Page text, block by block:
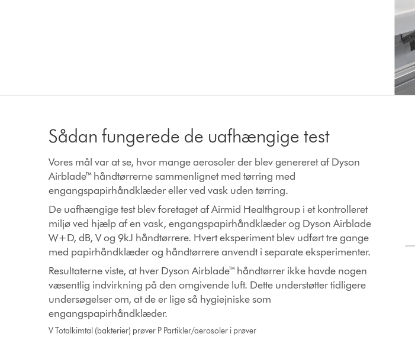
Sådan fungerede de uafhængige test
Vores mål var at se, hvor mange aerosoler der blev genereret af Dyson
Airblade™ håndtørrerne sammenlignet med tørring med
engangspapirhåndklæder eller ved vask uden tørring.
De uafhængige test blev foretaget af Airmid Healthgroup i et kontrolleret
miljø ved hjælp af en vask, engangspapirhåndklæder og Dyson Airblade
W+D, dB, V og 9kJ håndtørrere. Hvert eksperiment blev udført tre gange
med papirhåndklæder og håndtørrere anvendt i separate eksperimenter.
Resultaterne viste, at hver Dyson Airblade™ håndtørrer ikke havde nogen
væsentlig indvirkning på den omgivende luft. Dette understøtter tidligere
undersøgelser om, at de er lige så hygiejniske som
engangspapirhåndklæder.
V Totalkimtal (bakterier) prøver P Partikler/aerosoler i prøver